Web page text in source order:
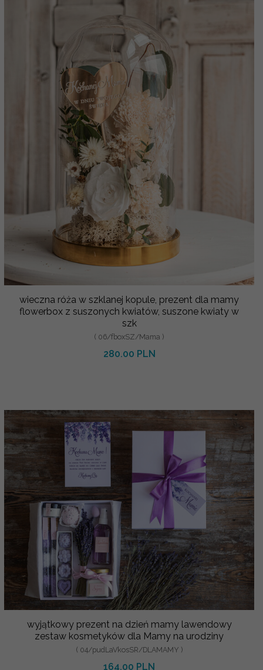
wieczna róża w szklanej kopule, prezent dla mamy
flowerbox z suszonych kwiatów, suszone kwiaty w
szk
( 06/fboxSZ/Mama )
280.00 PLN
wyjątkowy prezent na dzień mamy lawendowy
zestaw kosmetyków dla Mamy na urodziny
( 04/pudLaVkosSR/DLAMAMY )
164.00 PLN